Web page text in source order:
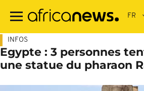
contenu
INFOS
Egypte : 3 personnes
une statue du pharaon